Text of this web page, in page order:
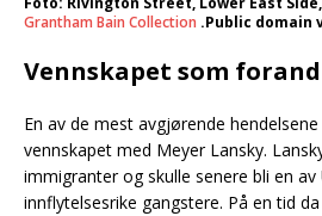
Grantham Bain Collection .Public domain
Vennskapet som
En av de mest avgjørende
vennskapet med Meyer Lansky.
immigranter og skulle senere bli en av
innflytelsesrike gangstere. På en tid